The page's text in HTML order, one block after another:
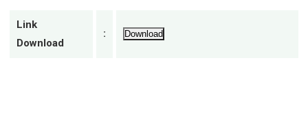
Link
Download
: Download